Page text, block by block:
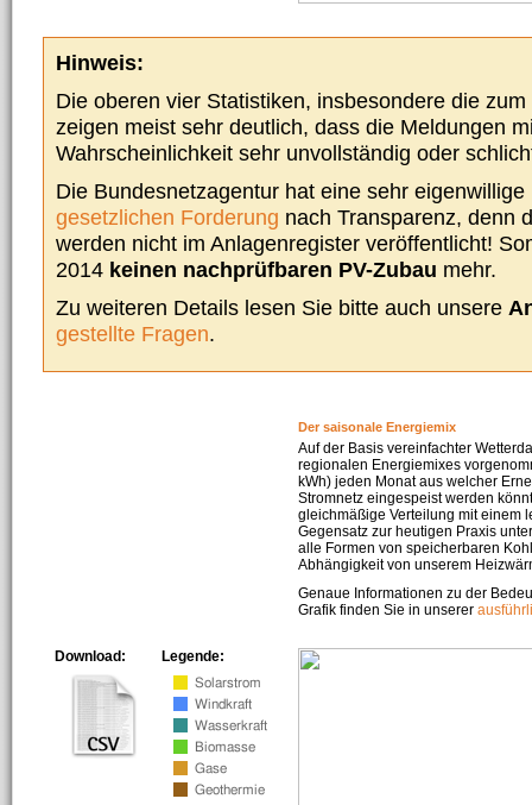
Hinweis:
Die oberen vier Statistiken, insbesondere die
zeigen meist sehr deutlich, dass die Meldungen
Wahrscheinlichkeit sehr unvollständig oder
Die Bundesnetzagentur hat eine sehr
gesetzlichen Forderung nach Transparenz, denn
werden nicht im Anlagenregister veröffentlicht!
2014 keinen nachprüfbaren PV-Zubau mehr.
Zu weiteren Details lesen Sie bitte auch unsere
gestellte Fragen.
Der saisonale Energiemix
Auf der Basis vereinfachter
regionalen Energiemixes
kWh) jeden Monat aus welcher
Stromnetz eingespeist werden
gleichmäßige Verteilung mit einem
Gegensatz zur heutigen Praxis
alle Formen von speicherbaren
Abhängigkeit von unserem
Genaue Informationen zu der
Grafik finden Sie in unserer
Legende:
Download: